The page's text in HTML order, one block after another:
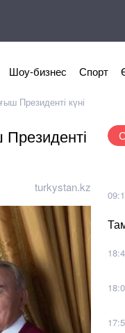
Шоу-бизнес Спорт
Президенті күні
turkystan.kz